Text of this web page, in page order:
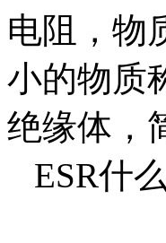
电阻，物
小的物质
绝缘体，
ESR什